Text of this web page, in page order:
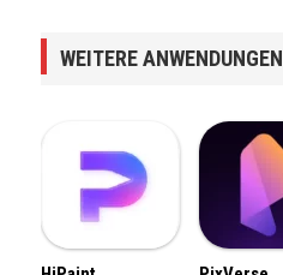
WEITERE ANWENDUNGEN